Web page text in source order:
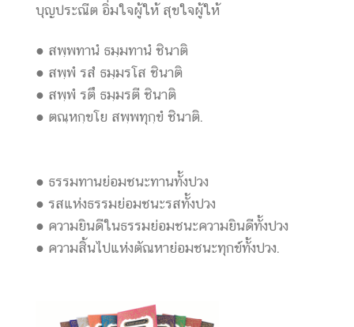
บุญประณีต อิ่มใจผู้ให้ สุขใจผู้ให้
● สพฺพทานํ ธมฺมทานํ ชินาติ
● สพฺพํ รสํ ธมฺมรโส ชินาติ
● สพฺพํ รตึ ธมฺมรตี ชินาติ
● ตณฺหกฺขโย สพฺพทุกฺขํ ชินาติ.
● ธรรมทานย่อมชนะทานทั้งปวง
● รสแห่งธรรมย่อมชนะรสทั้งปวง
● ความยินดีในธรรมย่อมชนะความยินดีทั้งปวง
● ความสิ้นไปแห่งตัณหาย่อมชนะทุกข์ทั้งปวง.